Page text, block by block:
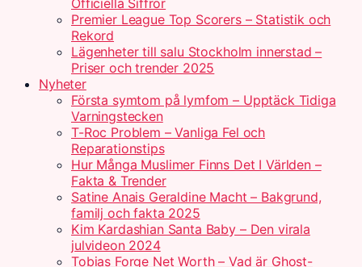
Officiella Siffror
Premier League Top Scorers – Statistik och
Rekord
Lägenheter till salu Stockholm innerstad –
Priser och trender 2025
Nyheter
Första symtom på lymfom – Upptäck Tidiga
Varningstecken
T-Roc Problem – Vanliga Fel och
Reparationstips
Hur Många Muslimer Finns Det I Världen –
Fakta & Trender
Satine Anais Geraldine Macht – Bakgrund,
familj och fakta 2025
Kim Kardashian Santa Baby – Den virala
julvideon 2024
Tobias Forge Net Worth – Vad är Ghost-